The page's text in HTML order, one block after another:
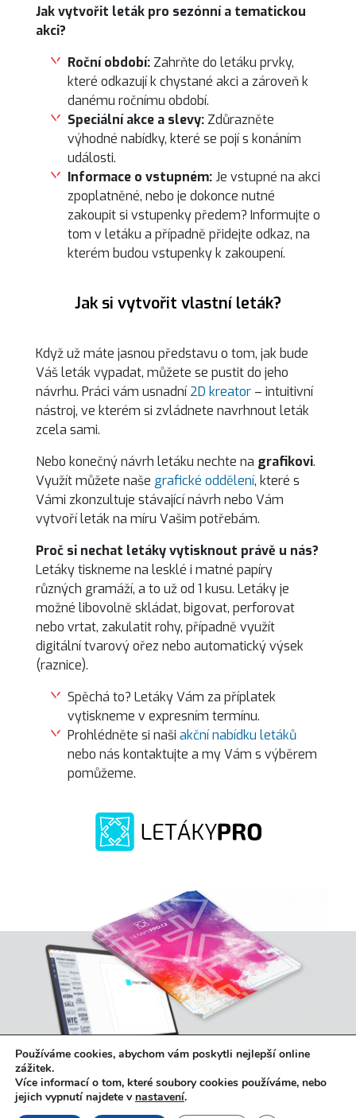
Jak vytvořit leták pro sezónní a tematickou
akci?
Roční období: Zahrňte do letáku prvky,
které odkazují k chystané akci a zároveň k
danému ročnímu období.
Speciální akce a slevy: Zdůrazněte
výhodné nabídky, které se pojí s konáním
události.
Informace o vstupném:Je vstupné na akci
zpoplatněné, nebo je dokonce nutné
zakoupit si vstupenky předem? Informujte o
tom v letáku a případně přidejte odkaz, na
kterém budou vstupenky k zakoupení.
Jak si vytvořit vlastní leták?
Když už máte jasnou představu o tom, jak bude
Váš leták vypadat, můžete se pustit do jeho
návrhu. Práci vám usnadní2D kreator – intuitivní
nástroj, ve kterém si zvládnete navrhnout leták
zcela sami.
Nebo konečný návrh letáku nechte na grafikovi.
Využít můžete naše grafické oddělení, které s
Vámi zkonzultuje stávající návrh nebo Vám
vytvoří leták na míru Vašim potřebám.
Proč si nechat letáky vytisknout právě u nás?
Letáky tiskneme na lesklé i matné papíry
různých gramáží, a to už od 1 kusu. Letáky je
možné libovolně skládat, bigovat, perforovat
nebo vrtat, zakulatit rohy, případně využít
digitální tvarový ořez nebo automatický výsek
(raznice).
Spěchá to? Letáky Vám za příplatek
vytiskneme v expresním termínu.
Prohlédněte si naši akční nabídku letáků
nebo nás kontaktujte a my Vám s výběrem
pomůžeme.
Používáme cookies, abychom vám poskytli nejlepší online
zážitek.
Více informací o tom, které soubory cookies používáme, nebo
jejich vypnutí najdete v nastavení.